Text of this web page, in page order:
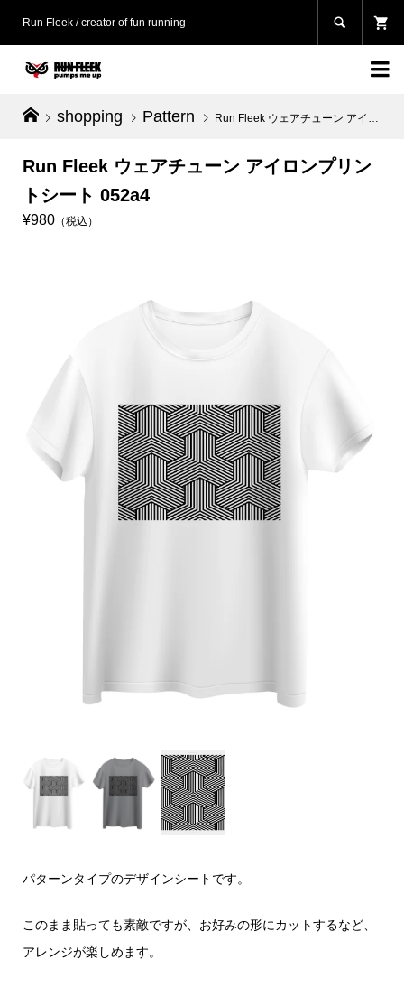
Run Fleek / creator of fun running 

shopping Pattern Run Fleek ウェアチューン アイロンプリントシート 052a4
Run Fleek ウェアチューン アイロンプリン
トシート 052a4
¥980（税込）
パターンタイプのデザインシートです。
このまま貼っても素敵ですが、お好みの形にカットするなど、
アレンジが楽しめます。